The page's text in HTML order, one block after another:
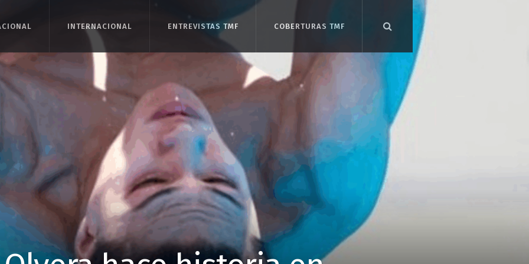
INTERNACIONAL
INTERNACIONAL ENTREVISTAS TMF
ENTREVISTAS TMF COBERTURAS TMF
COBERTURAS TMF